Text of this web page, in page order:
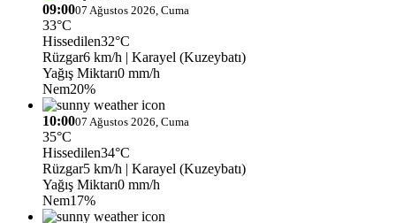
09:0007 Ağustos 2026, Cuma
33°C
Hissedilen32°C
Rüzgar6 km/h | Karayel (Kuzeybatı)
Yağış Miktarı0 mm/h
Nem20%
10:0007 Ağustos 2026, Cuma
35°C
Hissedilen34°C
Rüzgar5 km/h | Karayel (Kuzeybatı)
Yağış Miktarı0 mm/h
Nem17%